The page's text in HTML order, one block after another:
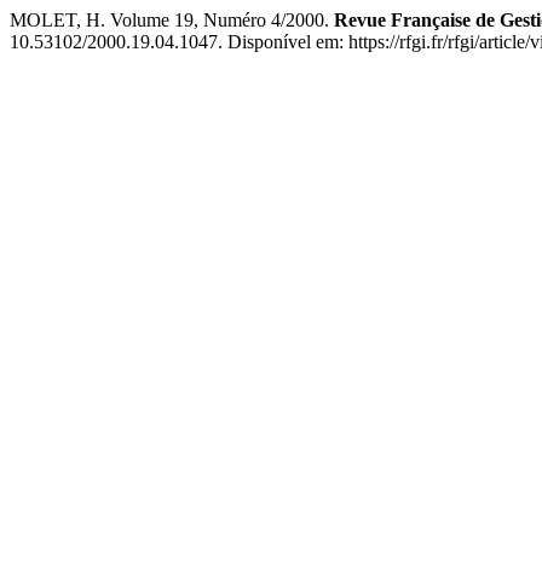
MOLET, H. Volume 19, Numéro 4/2000. Revue Française de
10.53102/2000.19.04.1047. Disponível em: https://rfgi.fr/rfgi/article/